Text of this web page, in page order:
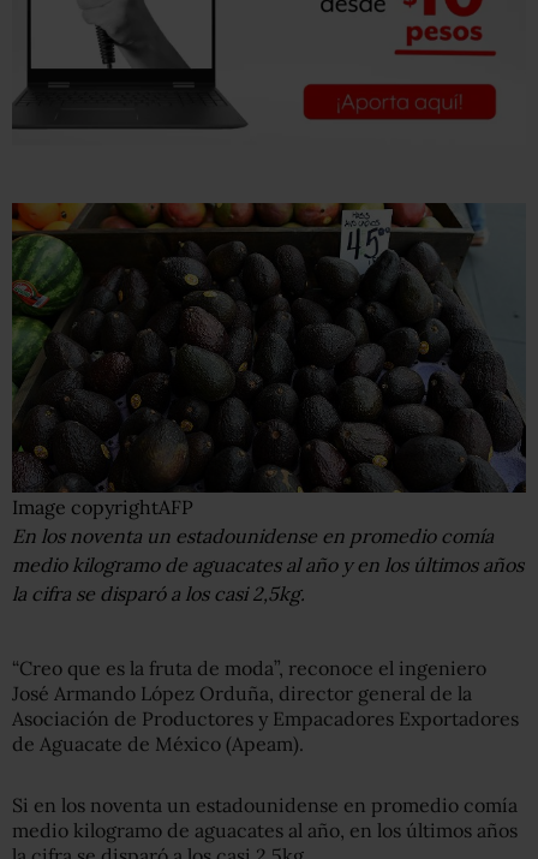
Image copyrightAFP
En los noventa un estadounidense en promedio comía
medio kilogramo de aguacates al año y en los últimos años
la cifra se disparó a los casi 2,5kg.
“Creo que es la fruta de moda”, reconoce el ingeniero
José Armando López Orduña, director general de la
Asociación de Productores y Empacadores Exportadores
de Aguacate de México (Apeam).
Si en los noventa un estadounidense en promedio comía
medio kilogramo de aguacates al año, en los últimos años